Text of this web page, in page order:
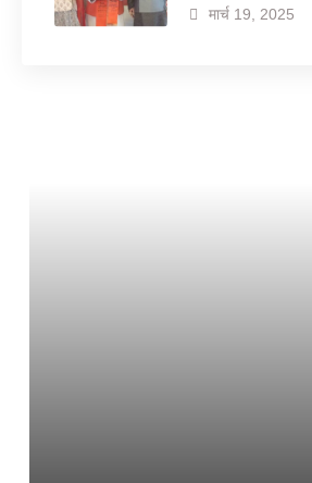
मार्च 19, 2025